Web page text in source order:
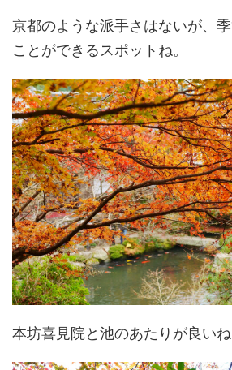
京都のような派手さはないが、
ことができるスポットね。
本坊喜見院と池のあたりが良いね